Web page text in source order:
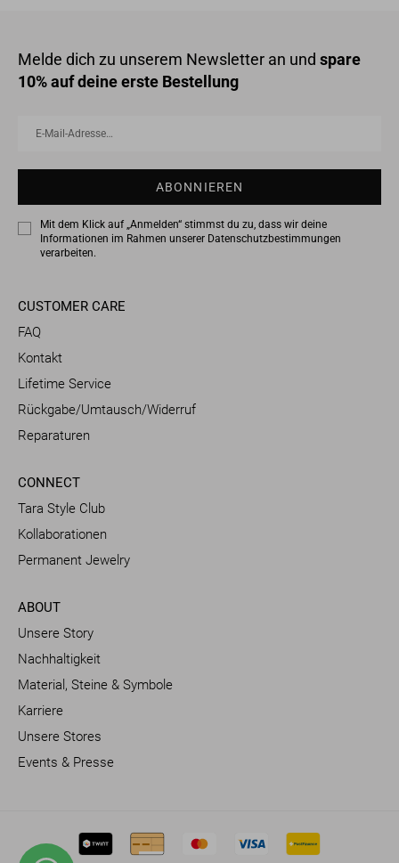
Melde dich zu unserem Newsletter an und spare
10% auf deine erste Bestellung
ABONNIEREN
Mit dem Klick auf „Anmelden“ stimmst du zu, dass wir deine
Informationen im Rahmen unserer Datenschutzbestimmungen
verarbeiten.
CUSTOMER CARE
FAQ
Kontakt
Lifetime Service
Rückgabe/Umtausch/Widerruf
Reparaturen
CONNECT
Tara Style Club
Kollaborationen
Permanent Jewelry
ABOUT
Unsere Story
Nachhaltigkeit
Material, Steine & Symbole
Karriere
Unsere Stores
Events & Presse